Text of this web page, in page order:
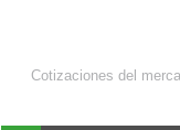
Cotizaciones del